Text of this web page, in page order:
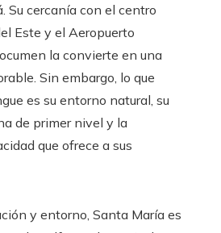
Su cercanía con el centro
Este y el Aeropuerto
la convierte en una
Sin embargo, lo que
es su entorno natural, su
de primer nivel y la
que ofrece a sus
y entorno, Santa María es